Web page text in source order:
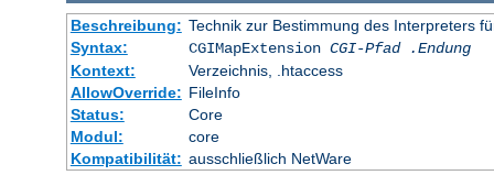
Beschreibung: Technik zur Bestimmung des Interpreters
Syntax:
CGIMapExtension CGI-Pfad
.Endung
Kontext:
Verzeichnis, .htaccess
AllowOverride: FileInfo
Status:
Core
Modul:
core
Kompatibilität: ausschließlich NetWare